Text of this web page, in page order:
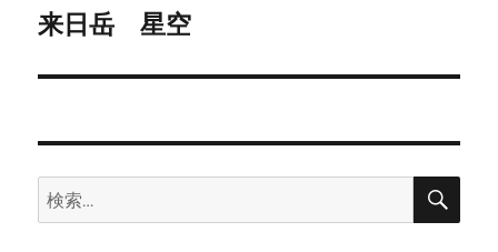
ゲ
ー
ン
次
投
来日岳 星空
検
索:
検